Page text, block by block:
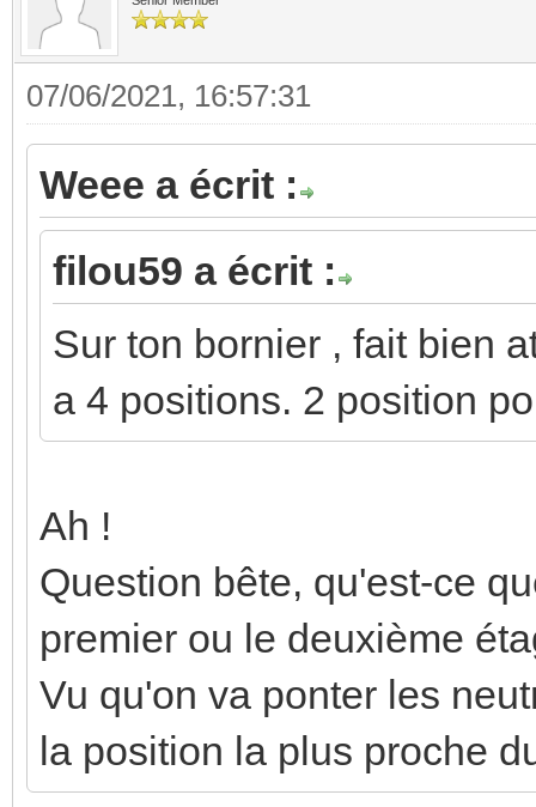
07/06/2021, 16:57:31
Weee a écrit :
filou59 a écrit :
Sur ton bornier , fait bien
a 4 positions. 2 position
Ah !
Question bête, qu'est-ce
premier ou le deuxième
Vu qu'on va ponter les
la position la plus proche